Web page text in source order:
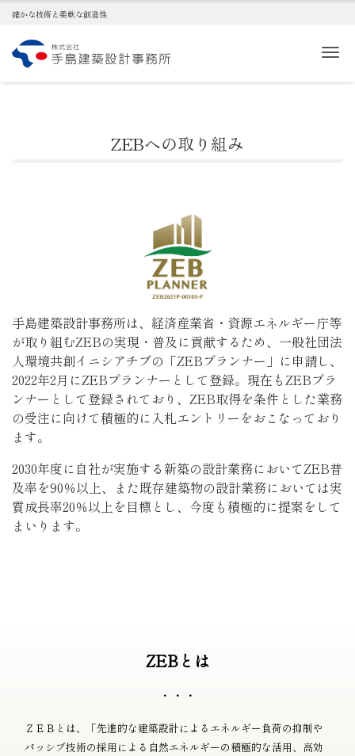
確かな技術と柔軟な創造性
ZEBへの取り組み
手島建築設計事務所は、経済産業省・資源エネルギー庁等
が取り組むZEBの実現・普及に貢献するため、一般社団法
人環境共創イニシアチブの「ZEBプランナー」に申請し、
2022年2月にZEBプランナーとして登録。現在もZEBプラ
ンナーとして登録されており、ZEB取得を条件とした業務
の受注に向けて積極的に入札エントリーをおこなっており
ます。
2030年度に自社が実施する新築の設計業務においてZEB普
及率を90％以上、また既存建築物の設計業務においては実
質成長率20％以上を目標とし、今度も積極的に提案をして
まいります。
ZEBとは
・・・
ＺＥＢとは、「先進的な建築設計によるエネルギー負荷の抑制や
パッシブ技術の採用による自然エネルギーの積極的な活用、高効